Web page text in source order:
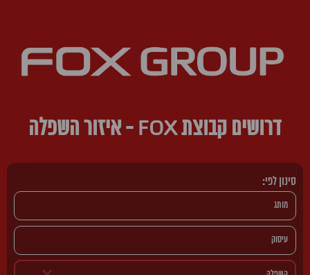
דרושים קבוצת FOX - איזור השפלה
סינון לפי: